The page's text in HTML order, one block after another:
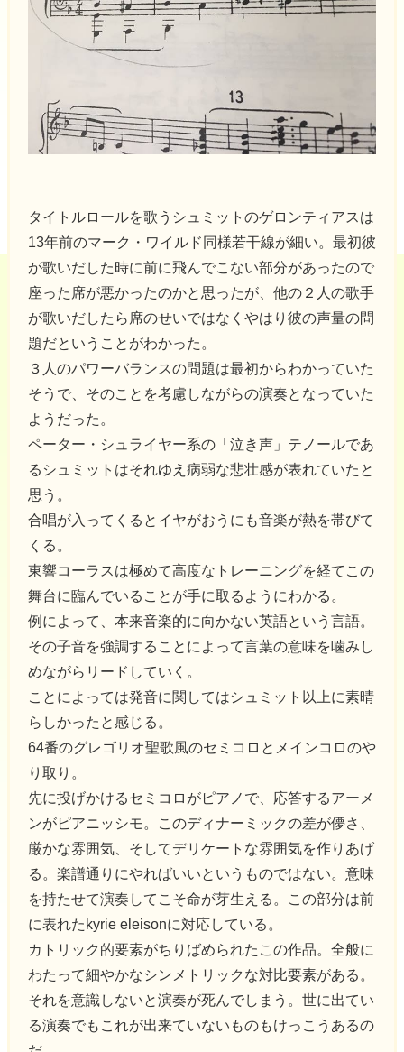
タイトルロールを歌うシュミットのゲロンティアスは
13年前のマーク・ワイルド同様若干線が細い。最初彼
が歌いだした時に前に飛んでこない部分があったので
座った席が悪かったのかと思ったが、他の２人の歌手
が歌いだしたら席のせいではなくやはり彼の声量の問
題だということがわかった。
３人のパワーバランスの問題は最初からわかっていた
そうで、そのことを考慮しながらの演奏となっていた
ようだった。
ペーター・シュライヤー系の「泣き声」テノールであ
るシュミットはそれゆえ病弱な悲壮感が表れていたと
思う。
合唱が入ってくるとイヤがおうにも音楽が熱を帯びて
くる。
東響コーラスは極めて高度なトレーニングを経てこの
舞台に臨んでいることが手に取るようにわかる。
例によって、本来音楽的に向かない英語という言語。
その子音を強調することによって言葉の意味を噛みし
めながらリードしていく。
ことによっては発音に関してはシュミット以上に素晴
らしかったと感じる。
64番のグレゴリオ聖歌風のセミコロとメインコロのや
り取り。
先に投げかけるセミコロがピアノで、応答するアーメ
ンがピアニッシモ。このディナーミックの差が儚さ、
厳かな雰囲気、そしてデリケートな雰囲気を作りあげ
る。楽譜通りにやればいいというものではない。意味
を持たせて演奏してこそ命が芽生える。この部分は前
に表れたkyrie eleisonに対応している。
カトリック的要素がちりばめられたこの作品。全般に
わたって細やかなシンメトリックな対比要素がある。
それを意識しないと演奏が死んでしまう。世に出てい
る演奏でもこれが出来ていないものもけっこうあるの